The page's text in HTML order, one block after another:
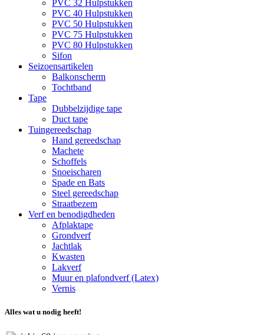
PVC 32 Hulpstukken
PVC 40 Hulpstukken
PVC 50 Hulpstukken
PVC 75 Hulpstukken
PVC 80 Hulpstukken
Sifon
Seizoensartikelen
Balkonscherm
Tochtband
Tape
Dubbelzijdige tape
Duct tape
Tuingereedschap
Hand gereedschap
Machete
Schoffels
Snoeischaren
Spade en Bats
Steel gereedschap
Straatbezem
Verf en benodigdheden
Afplaktape
Grondverf
Jachtlak
Kwasten
Lakverf
Muur en plafondverf (Latex)
Vernis
Alles wat u nodig heeft!